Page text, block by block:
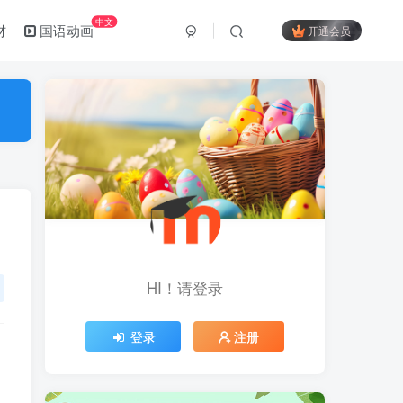
国语动画中文
开通会员
HI！请登录
登录 注册